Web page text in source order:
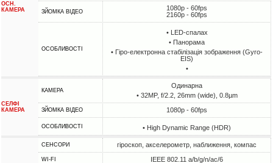
ОСН.
КАМЕРА
ЗЙОМКА ВІДЕО
1080p - 60fps
2160p - 60fps
ОСОБЛИВОСТІ
• LED-спалах
• Панорама
• Гіро-електронна стабілізація зображення (Gyro-
EIS)
•
СЕЛФІ
КАМЕРА
КАМЕРА
Одинарна
• 32MP, f/2.2, 26mm (wide), 0.8µm
ЗЙОМКА ВІДЕО 1080p - 60fps
ОСОБЛИВОСТІ • High Dynamic Range (HDR)
СЕНСОРИ гіроскоп, акселерометр, наближення, компас
WI-FI IEEE 802.11 a/b/g/n/ac/6